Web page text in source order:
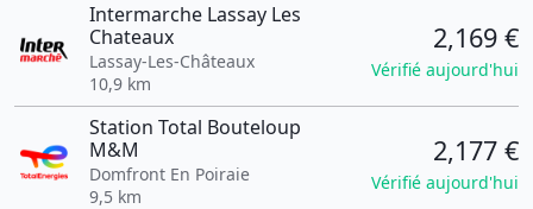
Intermarche Lassay Les
Chateaux
Lassay-Les-Châteaux
10,9 km
2,169 €
Vérifié aujourd'hui
Station Total Bouteloup
M&M
Domfront En Poiraie
9,5 km
2,177 €
Vérifié aujourd'hui